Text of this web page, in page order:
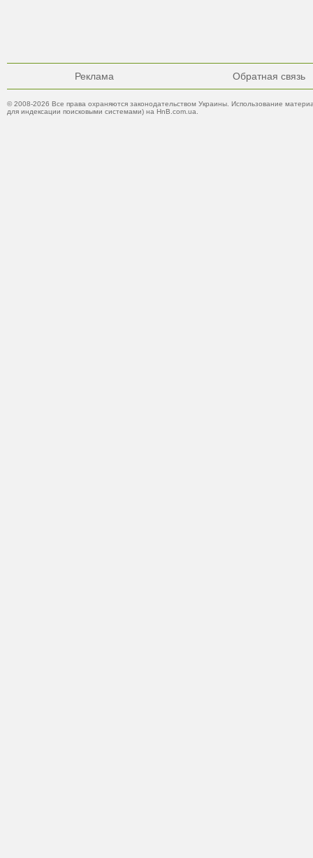
Реклама Обратная связь
© 2008-2026 Все права охраняются законодательством Украины. Использование
для индексации поисковыми системами) на HnB.com.ua.